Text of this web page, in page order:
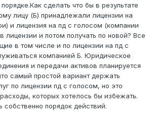
сделать что бы в результате
лицу (Б) принадлежали лицензии на
и лицензия на пд с голосом (компании
лицензии и потом получать по новой? Все
в том числе и по лицензии на пд с
компанией Б. Юридическое
и передачи активов планируется
самый простой вариант держать
по лицензии пд с голосом, но это
которых хотелось бы избежать.
собственно порядок действий.